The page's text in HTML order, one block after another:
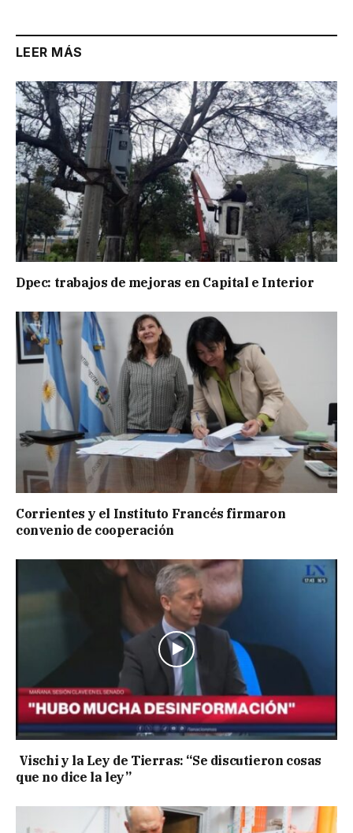
LEER MÁS
Dpec: trabajos de mejoras en Capital e Interior
Corrientes y el Instituto Francés firmaron
convenio de cooperación
Vischi y la Ley de Tierras: “Se discutieron cosas
que no dice la ley”